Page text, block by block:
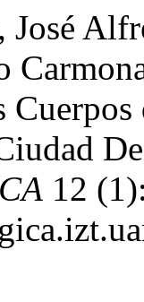
José
12